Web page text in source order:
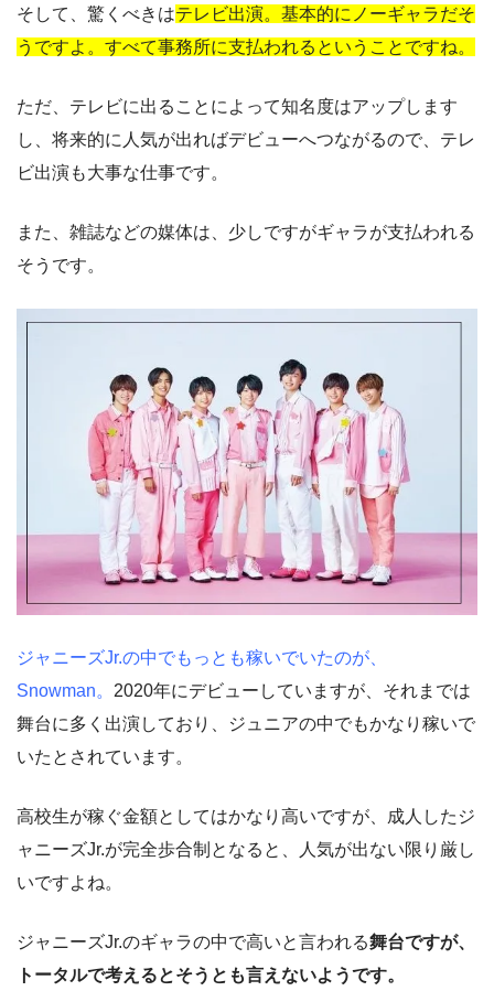
そして、驚くべきはテレビ出演。基本的にノーギャラだそ
うですよ。すべて事務所に支払われるということですね。
ただ、テレビに出ることによって知名度はアップします
し、将来的に人気が出ればデビューへつながるので、テレ
ビ出演も大事な仕事です。
また、雑誌などの媒体は、少しですがギャラが支払われる
そうです。
ジャニーズJr.の中でもっとも稼いでいたのが、
Snowman。 2020年にデビューしていますが、それまでは
舞台に多く出演しており、ジュニアの中でもかなり稼いで
いたとされています。
高校生が稼ぐ金額としてはかなり高いですが、成人したジ
ャニーズJr.が完全歩合制となると、人気が出ない限り厳し
いですよね。
ジャニーズJr.のギャラの中で高いと言われる舞台ですが、
トータルで考えるとそうとも言えないようです。